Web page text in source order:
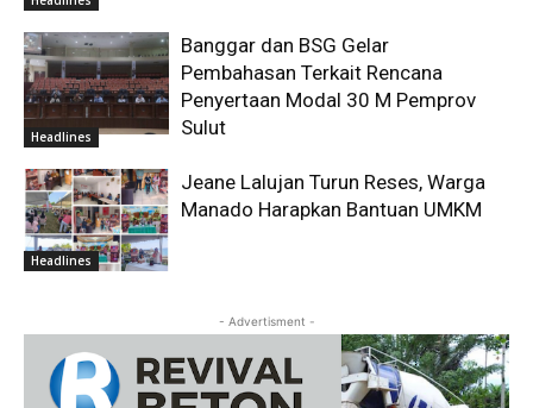
Headlines
Banggar dan BSG Gelar
Pembahasan Terkait Rencana
Penyertaan Modal 30 M Pemprov
Sulut
Headlines
Jeane Lalujan Turun Reses, Warga
Manado Harapkan Bantuan UMKM
- Advertisment -